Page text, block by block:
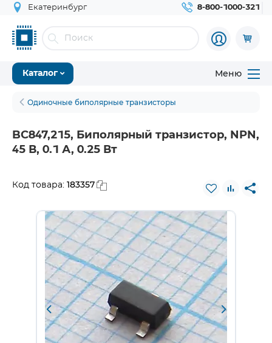
Екатеринбург 8-800-1000-321
Каталог Меню
Одиночные биполярные транзисторы
BC847,215, Биполярный транзистор, NPN,
45 В, 0.1 А, 0.25 Вт
Код товара: 183357